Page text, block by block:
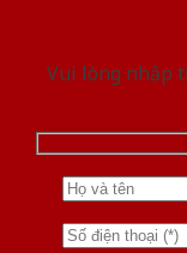
Vui lòng nhập